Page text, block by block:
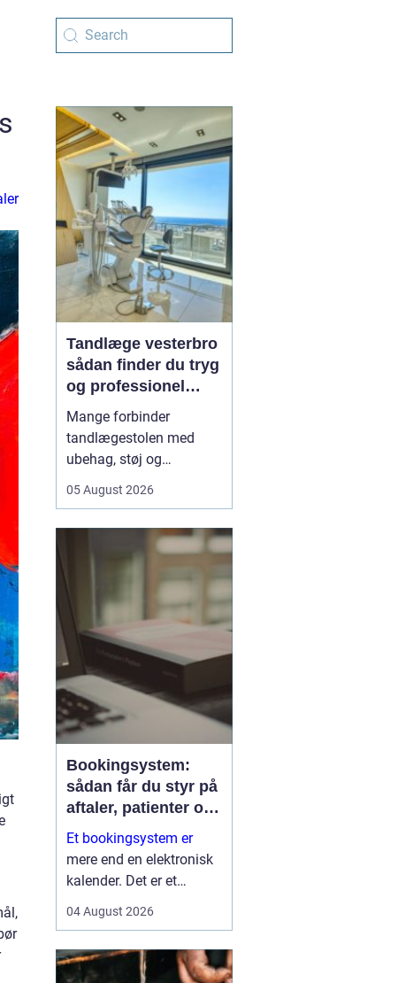
Tandlæge vesterbro
sådan finder du tryg
og professionel
tandpleje
Mange forbinder
tandlægestolen med
ubehag, støj og
regelmæssige besøg
sundhed og livskvalitet.
du søger tandlæge
Vesterbro
, handler det
derfor ikke kun om...
05 August 2026
Bookingsystem:
sådan får du styr på
aftaler, patienter og
tid
Et bookingsystem er
mere end en elektronisk
kalender. Det er et
klinikker, behandlere og
at få bedre overblik over
04 August 2026